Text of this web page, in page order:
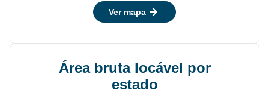
Ver mapa
Área bruta locável por
estado